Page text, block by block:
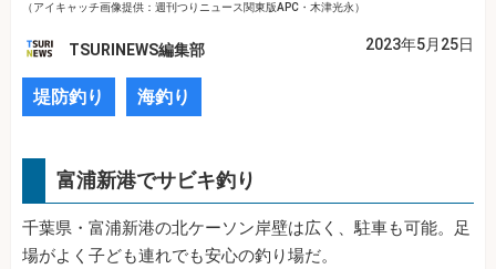
（アイキャッチ画像提供：週刊つりニュース関東版APC・木津光永）
TSURINEWS編集部 2023年5月25日
堤防釣り 海釣り
富浦新港でサビキ釣り
千葉県・富浦新港の北ケーソン岸壁は広く、駐車も可能。足
場がよく子ども連れでも安心の釣り場だ。